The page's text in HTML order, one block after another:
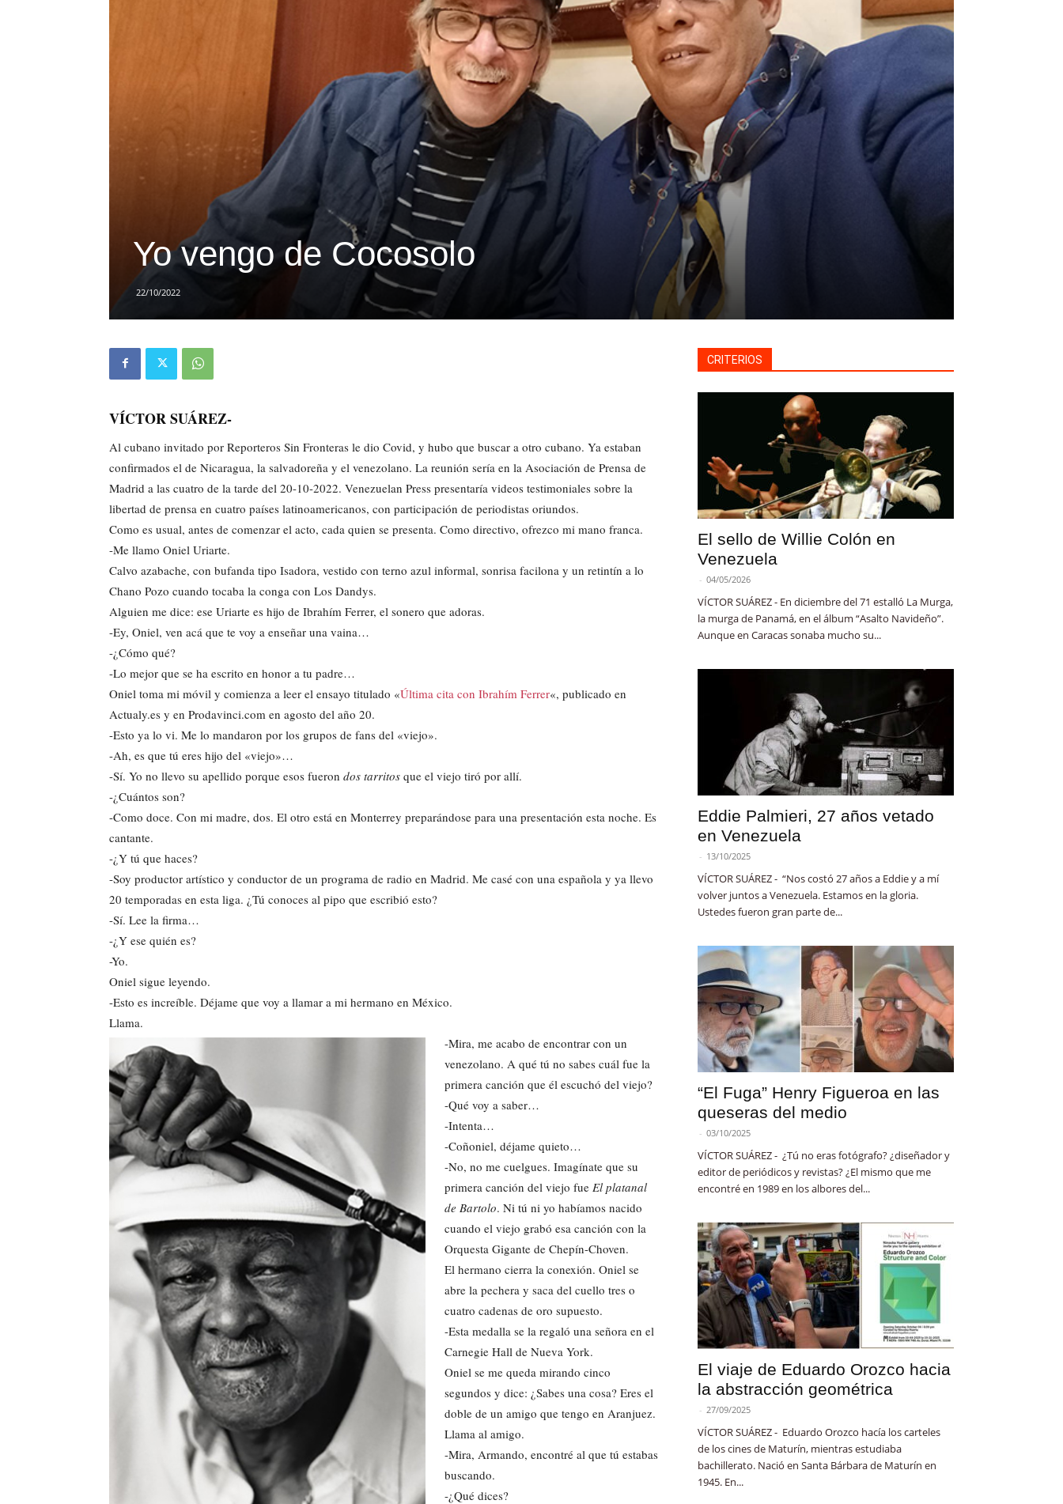
Yo vengo de Cocosolo
22/10/2022
VÍCTOR SUÁREZ-
Al cubano invitado por Reporteros Sin Fronteras le dio Covid, y hubo que buscar a otro cubano. Ya estaban
confirmados el de Nicaragua, la salvadoreña y el venezolano. La reunión sería en la Asociación de Prensa de
Madrid a las cuatro de la tarde del 20-10-2022. Venezuelan Press presentaría videos testimoniales sobre la
libertad de prensa en cuatro países latinoamericanos, con participación de periodistas oriundos.
Como es usual, antes de comenzar el acto, cada quien se presenta. Como directivo, ofrezco mi mano franca.
-Me llamo Oniel Uriarte.
Calvo azabache, con bufanda tipo Isadora, vestido con terno azul informal, sonrisa facilona y un retintín a lo
Chano Pozo cuando tocaba la conga con Los Dandys.
Alguien me dice: ese Uriarte es hijo de Ibrahím Ferrer, el sonero que adoras.
-Ey, Oniel, ven acá que te voy a enseñar una vaina…
-¿Cómo qué?
-Lo mejor que se ha escrito en honor a tu padre…
Oniel toma mi móvil y comienza a leer el ensayo titulado «Última cita con Ibrahím Ferrer«, publicado en
Actualy.es y en Prodavinci.com en agosto del año 20.
-Esto ya lo vi. Me lo mandaron por los grupos de fans del «viejo».
-Ah, es que tú eres hijo del «viejo»…
-Sí. Yo no llevo su apellido porque esos fueron dos tarritos que el viejo tiró por allí.
-¿Cuántos son?
-Como doce. Con mi madre, dos. El otro está en Monterrey preparándose para una presentación esta noche. Es
cantante.
-¿Y tú que haces?
-Soy productor artístico y conductor de un programa de radio en Madrid. Me casé con una española y ya llevo
20 temporadas en esta liga. ¿Tú conoces al pipo que escribió esto?
-Sí. Lee la firma…
-¿Y ese quién es?
-Yo.
Oniel sigue leyendo.
-Esto es increíble. Déjame que voy a llamar a mi hermano en México.
Llama.
-Mira, me acabo de encontrar con un
venezolano. A qué tú no sabes cuál fue la
primera canción que él escuchó del viejo?
-Qué voy a saber…
-Intenta…
-Coñoniel, déjame quieto…
-No, no me cuelgues. Imagínate que su
primera canción del viejo fue El platanal
de Bartolo. Ni tú ni yo habíamos nacido
cuando el viejo grabó esa canción con la
Orquesta Gigante de Chepín-Choven.
El hermano cierra la conexión. Oniel se
abre la pechera y saca del cuello tres o
cuatro cadenas de oro supuesto.
-Esta medalla se la regaló una señora en el
Carnegie Hall de Nueva York.
Oniel se me queda mirando cinco
segundos y dice: ¿Sabes una cosa? Eres el
doble de un amigo que tengo en Aranjuez.
Llama al amigo.
-Mira, Armando, encontré al que tú estabas
buscando.
-¿Qué dices?
CRITERIOS
El sello de Willie Colón en
Venezuela
- 04/05/2026
VÍCTOR SUÁREZ - En diciembre del 71 estalló La Murga,
la murga de Panamá, en el álbum “Asalto Navideño”.
Aunque en Caracas sonaba mucho su...
Eddie Palmieri, 27 años vetado
en Venezuela
- 13/10/2025
VÍCTOR SUÁREZ - “Nos costó 27 años a Eddie y a mí
volver juntos a Venezuela. Estamos en la gloria.
Ustedes fueron gran parte de...
“El Fuga” Henry Figueroa en las
queseras del medio
- 03/10/2025
VÍCTOR SUÁREZ - ¿Tú no eras fotógrafo? ¿diseñador y
editor de periódicos y revistas? ¿El mismo que me
encontré en 1989 en los albores del...
El viaje de Eduardo Orozco hacia
la abstracción geométrica
- 27/09/2025
VÍCTOR SUÁREZ - Eduardo Orozco hacía los carteles
de los cines de Maturín, mientras estudiaba
bachillerato. Nació en Santa Bárbara de Maturín en
1945. En...